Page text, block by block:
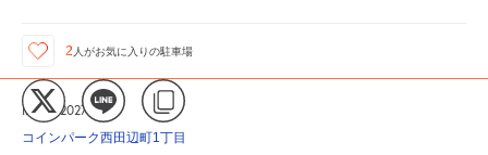
2 人がお気に入りの駐車場
ID:305202719
コインパーク西田辺町1丁目